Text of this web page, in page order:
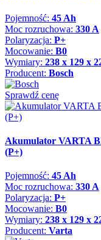
Pojemność: 45 Ah
Moc rozruchowa: 330 A
Polaryzacja: P+
Mocowanie: B0
Wymiary: 238 x 129 x
Producent: Bosch
Sprawdź cenę
Akumulator VARTA
(P+)
Pojemność: 45 Ah
Moc rozruchowa: 330 A
Polaryzacja: P+
Mocowanie: B0
Wymiary: 238 x 129 x
Producent: Varta